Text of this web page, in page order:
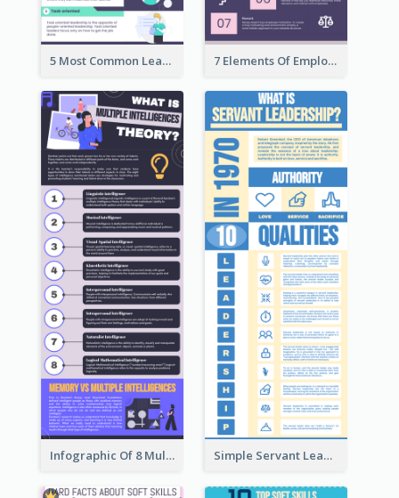
5 Most Common Leadership Styles Infographic 7 Elements Of Employee Motivation Infographic
Infographic Of 8 Multiple Intelligences You Need To Know Simple Servant Leadership Infographic Design Idea